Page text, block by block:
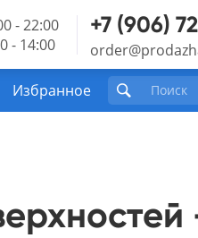
- 22:00
- 14:00
+7 (906)
Избранное